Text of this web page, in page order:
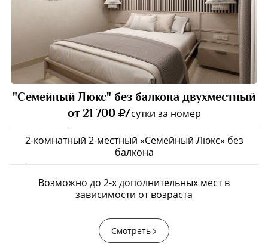
"Семейный Люкс" без балкона двухместный
от 21 700
/сутки за номер
2-комнатный 2-местный «Семейный Люкс» без
балкона
Возможно до 2-х дополнительных мест в
зависимости от возраста
Смотреть